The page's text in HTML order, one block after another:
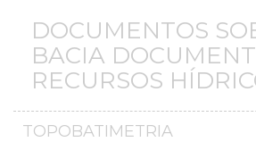
DOCUMENTOS
BACIA
RECURSOS
TOPOBATIMETRIA